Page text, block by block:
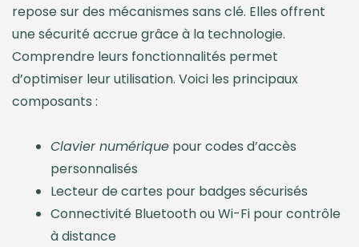
repose sur des mécanismes sans clé. Elles offrent
une sécurité accrue grâce à la technologie.
Comprendre leurs fonctionnalités permet
d’optimiser leur utilisation. Voici les principaux
composants :
Clavier numérique pour codes d’accès
personnalisés
Lecteur de cartes pour badges sécurisés
Connectivité Bluetooth ou Wi-Fi pour contrôle
à distance